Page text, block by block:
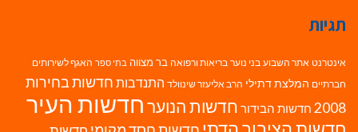
תגיות
אינטרנט אתר השבוע בני נוער בריאות ורפואה בר מצווה בתי ספר האגף לשירותים
חברתיים המלצת דתילי הרב אליעזר שינוולד התנדבות חדשות בחירות
2008 חדשות הבידור חדשות הנוערחדשות העיר